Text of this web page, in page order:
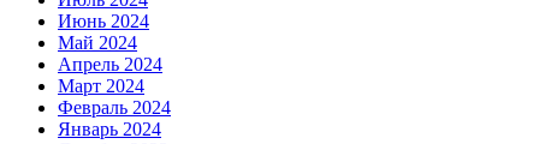
Июнь 2024
Май 2024
Апрель 2024
Март 2024
Февраль 2024
Январь 2024